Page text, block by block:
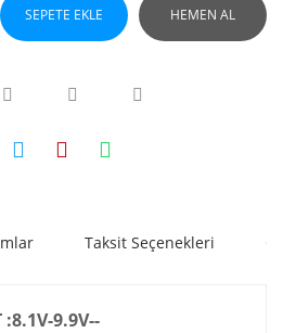
SEPETE EKLE HEMEN AL
Taksit Seçenekleri
:8.1V-9.9V--